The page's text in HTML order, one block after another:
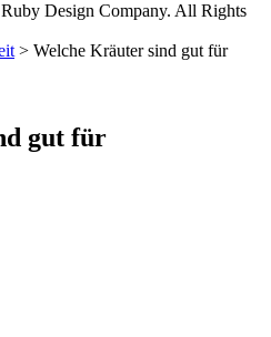
Design Company. All Rights
> Welche Kräuter sind gut für
gut für